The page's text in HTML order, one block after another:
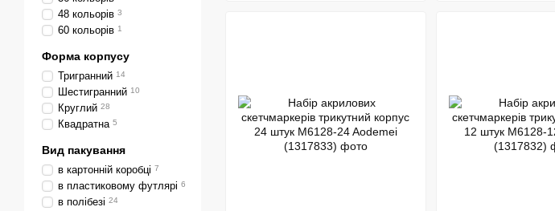
48 кольорів 3
60 кольорів 1
Форма корпусу
Тригранний 14
Шестигранний 10
Круглий 28
Квадратна 5
Вид пакування
в картонній коробці 7
в пластиковому футлярі 6
в полібезі 24